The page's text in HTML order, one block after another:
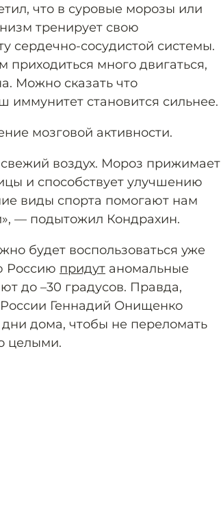
что в суровые морозы или
тренирует свою
сердечно-сосудистой системы.
приходиться много двигаться,
Можно сказать что
иммунитет становится сильнее.
мозговой активности.
воздух. Мороз прижимает
и способствует улучшению
виды спорта помогают нам
— подытожил Кондрахин.
будет воспользоваться уже
Россию придут аномальные
до –30 градусов. Правда,
Геннадий Онищенко
дома, чтобы не переломать
целыми.